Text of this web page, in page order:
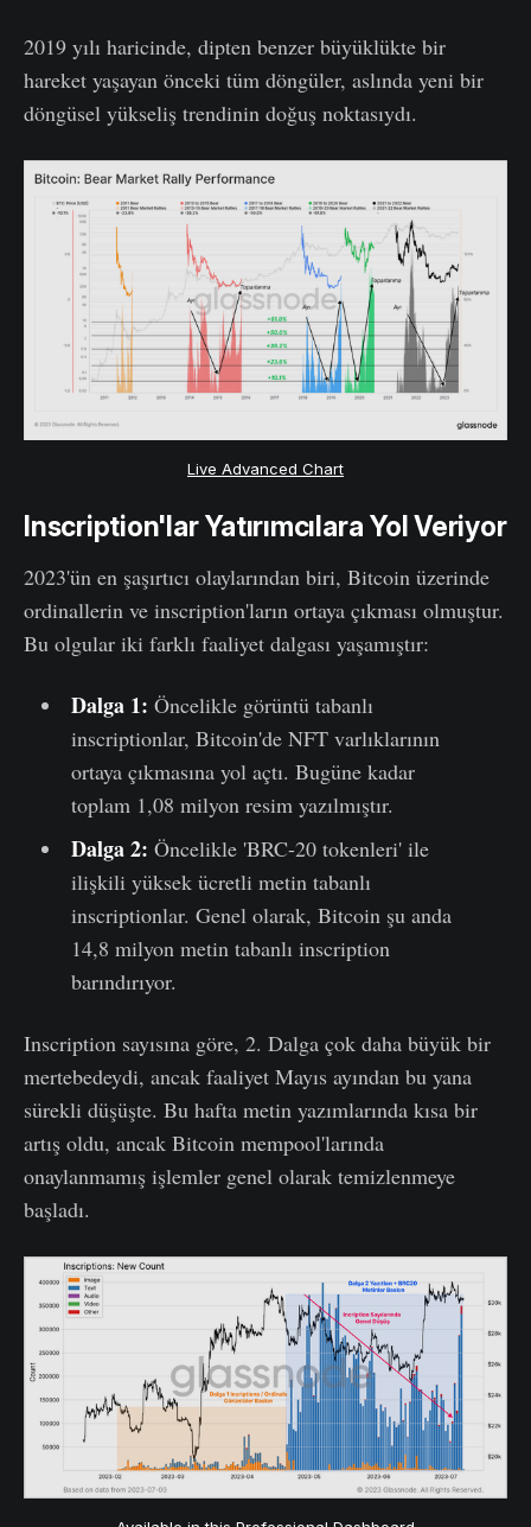
2019 yılı haricinde, dipten benzer büyüklükte bir
hareket yaşayan önceki tüm döngüler, aslında yeni bir
döngüsel yükseliş trendinin doğuş noktasıydı.
Live Advanced Chart
Inscription'lar Yatırımcılara Yol Veriyor
2023'ün en şaşırtıcı olaylarından biri, Bitcoin üzerinde
ordinallerin ve inscription'ların ortaya çıkması olmuştur.
Bu olgular iki farklı faaliyet dalgası yaşamıştır:
Dalga 1: Öncelikle görüntü tabanlı
inscriptionlar, Bitcoin'de NFT varlıklarının
ortaya çıkmasına yol açtı. Bugüne kadar
toplam 1,08 milyon resim yazılmıştır.
Dalga 2: Öncelikle 'BRC-20 tokenleri' ile
ilişkili yüksek ücretli metin tabanlı
inscriptionlar. Genel olarak, Bitcoin şu anda
14,8 milyon metin tabanlı inscription
barındırıyor.
Inscription sayısına göre, 2. Dalga çok daha büyük bir
mertebedeydi, ancak faaliyet Mayıs ayından bu yana
sürekli düşüşte. Bu hafta metin yazımlarında kısa bir
artış oldu, ancak Bitcoin mempool'larında
onaylanmamış işlemler genel olarak temizlenmeye
başladı.